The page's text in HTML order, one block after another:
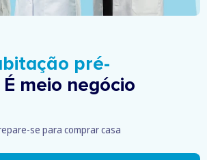
pré-
É meio negócio
se para comprar casa